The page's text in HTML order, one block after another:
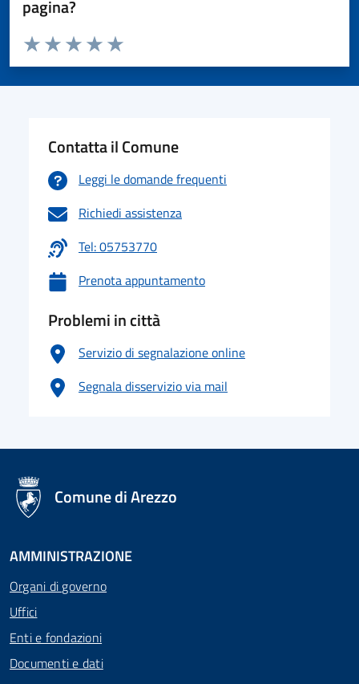
pagina?
Valuta da 1 a 5 stelle la pagina
Valuta 5 stelle su 5
Valuta 4 stelle su 5
Valuta 3 stelle su 5
Valuta 2 stelle su 5
Valuta 1 stelle su 5
Contatta il Comune
Leggi le domande frequenti
Richiedi assistenza
Tel: 05753770
Prenota appuntamento
Problemi in città
Servizio di segnalazione online
Segnala disservizio via mail
logo Unione Europea
Comune di Arezzo
AMMINISTRAZIONE
Organi di governo
Uffici
Enti e fondazioni
Documenti e dati